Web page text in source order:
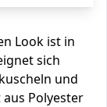
Look ist in
sich
und
Polyester